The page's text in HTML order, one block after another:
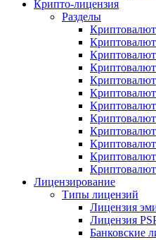
Крипто-лицензия
Разделы
Лицензирование
Типы лицензий
Лицензия
Лицензия
Банковские